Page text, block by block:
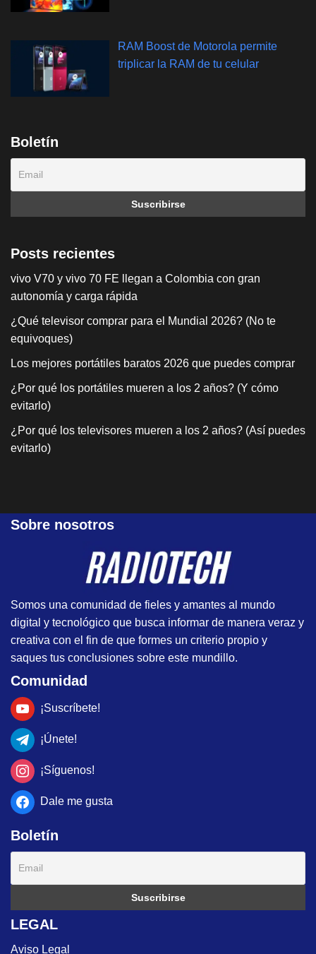
RAM Boost de Motorola permite
triplicar la RAM de tu celular
Boletín
Posts recientes
vivo V70 y vivo 70 FE llegan a Colombia con gran
autonomía y carga rápida
¿Qué televisor comprar para el Mundial 2026? (No te
equivoques)
Los mejores portátiles baratos 2026 que puedes comprar
¿Por qué los portátiles mueren a los 2 años? (Y cómo
evitarlo)
¿Por qué los televisores mueren a los 2 años? (Así puedes
evitarlo)
Sobre nosotros
Somos una comunidad de fieles y amantes al mundo
digital y tecnológico que busca informar de manera veraz y
creativa con el fin de que formes un criterio propio y
saques tus conclusiones sobre este mundillo.
Comunidad
¡Suscríbete!
¡Únete!
¡Síguenos!
Dale me gusta
Boletín
LEGAL
Aviso Legal